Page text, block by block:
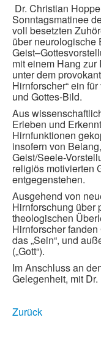
Dr. Christian
Sonntagsmatinee
voll besetzten
über neurologische
mit einem Hang
unter dem
Hirnforscher“ ein
und Gottes-Bild.
Aus
Erleben und
Hirnfunktionen
insofern von
Geist/Seele-
religiös motivierten
entgegenstehen.
Ausgehend von
Hirnforschung über
theologischen
Hirnforscher
das „Sein“, und
(„Gott“).
Im Anschluss an
Gelegenheit, mit
Zurück